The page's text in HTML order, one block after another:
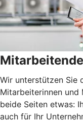
Wir unterstützen Sie
Mitarbeiterinnen und
beide Seiten etwas:
auch für Ihr